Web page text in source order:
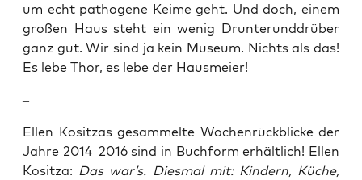
um echt patho­ge­ne Kei­me geht. Und doch, einem
gro­ßen Haus steht ein wenig Drun­ter­und­d­rü­ber
ganz gut. Wir sind ja kein Muse­um. Nichts als das!
Es lebe Thor, es lebe der Hausmeier!
–
Ellen Kositz­as gesam­mel­te Wochen­rück­bli­cke der
Jah­re 2014–2016 sind in Buch­form erhält­lich! Ellen
Kositza: Das war’s. Dies­mal mit: Kin­dern, Küche,